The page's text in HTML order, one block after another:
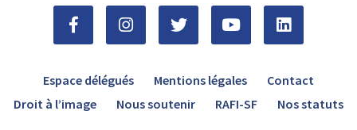
Espace délégués Mentions légales
Contact
Droit à l’image
Nous soutenir RAFI-SF Nos statuts